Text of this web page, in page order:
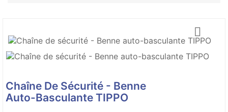

Chaîne De Sécurité - Benne
Auto-Basculante TIPPO